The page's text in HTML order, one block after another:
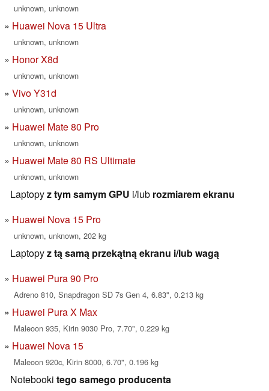
unknown, unknown
Huawei Nova 15 Ultra
unknown, unknown
Honor X8d
unknown, unknown
Vivo Y31d
unknown, unknown
Huawei Mate 80 Pro
unknown, unknown
Huawei Mate 80 RS Ultimate
unknown, unknown
Laptopyz tym samym GPU i/lub rozmiarem ekranu
Huawei Nova 15 Pro
unknown, unknown, 202 kg
Laptopyz tą samą przekątną ekranu i/lub wagą
Huawei Pura 90 Pro
Adreno 810, Snapdragon SD 7s Gen 4, 6.83", 0.213 kg
Huawei Pura X Max
Maleoon 935, Kirin 9030 Pro, 7.70", 0.229 kg
Huawei Nova 15
Maleoon 920c, Kirin 8000, 6.70", 0.196 kg
Notebooki tego samego producenta